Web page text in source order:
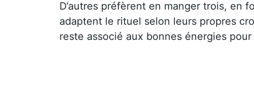
D’autres préfèrent en manger trois, en
adaptent le rituel selon leurs propres
reste associé aux bonnes énergies pour